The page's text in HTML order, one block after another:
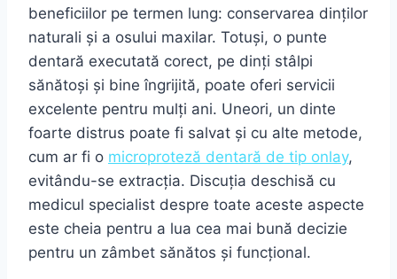
beneficiilor pe termen lung: conservarea dinților
naturali și a osului maxilar. Totuși, o punte
dentară executată corect, pe dinți stâlpi
sănătoși și bine îngrijită, poate oferi servicii
excelente pentru mulți ani. Uneori, un dinte
foarte distrus poate fi salvat și cu alte metode,
cum ar fi o microproteză dentară de tip onlay,
evitându-se extracția. Discuția deschisă cu
medicul specialist despre toate aceste aspecte
este cheia pentru a lua cea mai bună decizie
pentru un zâmbet sănătos și funcțional.